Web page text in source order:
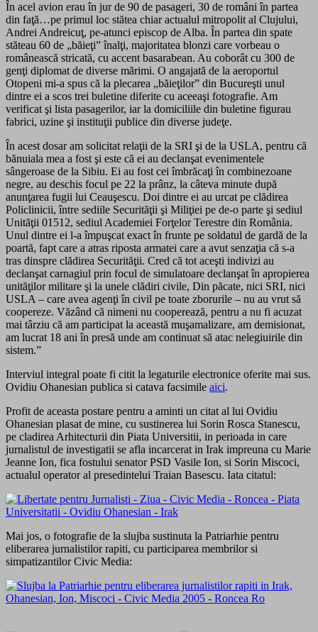
În acel avion erau în jur de 90 de pasageri, 30 de români în partea
din faţă…pe primul loc stătea chiar actualul mitropolit al Clujului,
Andrei Andreicuţ, pe-atunci episcop de Alba. În partea din spate
stăteau 60 de „băieţi” înalţi, majoritatea blonzi care vorbeau o
românească stricată, cu accent basarabean. Au coborât cu 300 de
genţi diplomat de diverse mărimi. O angajată de la aeroportul
Otopeni mi-a spus că la plecarea „băieţilor” din Bucureşti unul
dintre ei a scos trei buletine diferite cu aceeaşi fotografie. Am
verificat şi lista pasagerilor, iar la domiciliile din buletine figurau
fabrici, uzine şi instituţii publice din diverse judeţe.
În acest dosar am solicitat relaţii de la SRI şi de la USLA, pentru că
bănuiala mea a fost şi este că ei au declanşat evenimentele
sângeroase de la Sibiu. Ei au fost cei îmbrăcaţi în combinezoane
negre, au deschis focul pe 22 la prânz, la câteva minute după
anunţarea fugii lui Ceauşescu. Doi dintre ei au urcat pe clădirea
Policlinicii, între sediile Securităţii şi Miliţiei pe de-o parte şi sediul
Unităţii 01512, sediul Academiei Forţelor Terestre din România.
Unul dintre ei l-a împuşcat exact în frunte pe soldatul de gardă de la
poartă, fapt care a atras riposta armatei care a avut senzaţia că s-a
tras dinspre clădirea Securităţii. Cred că tot aceşti indivizi au
declanşat carnagiul prin focul de simulatoare declanşat în apropierea
unităţilor militare şi la unele clădiri civile, Din păcate, nici SRI, nici
USLA – care avea agenţi în civil pe toate zborurile – nu au vrut să
coopereze. Văzând că nimeni nu cooperează, pentru a nu fi acuzat
mai târziu că am participat la această muşamalizare, am demisionat,
am lucrat 18 ani în presă unde am continuat să atac nelegiuirile din
sistem.”
Interviul integral poate fi citit la legaturile electronice oferite mai sus.
Ovidiu Ohanesian publica si catava facsimile aici.
Profit de aceasta postare pentru a aminti un citat al lui Ovidiu
Ohanesian plasat de mine, cu sustinerea lui Sorin Rosca Stanescu,
pe cladirea Arhitecturii din Piata Universitii, in perioada in care
jurnalistul de investigatii se afla incarcerat in Irak impreuna cu Marie
Jeanne Ion, fica fostului senator PSD Vasile Ion, si Sorin Miscoci,
actualul operator al presedintelui Traian Basescu. Iata citatul:
Mai jos, o fotografie de la slujba sustinuta la Patriarhie pentru
eliberarea jurnalistilor rapiti, cu participarea membrilor si
simpatizantilor Civic Media: